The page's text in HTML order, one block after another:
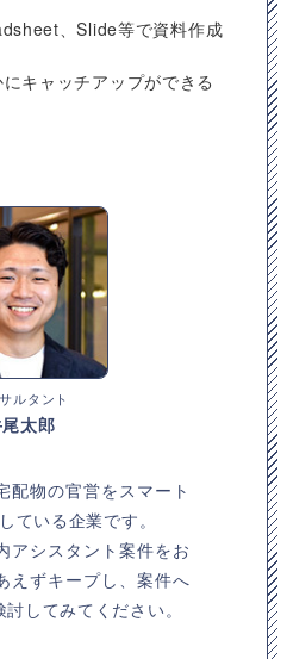
、Slide等で資料作成
キャッチアップができる
ルタント
太郎
配物の官営をスマート
ている企業です。
アシスタント案件をお
えずキープし、案件へ
してみてください。